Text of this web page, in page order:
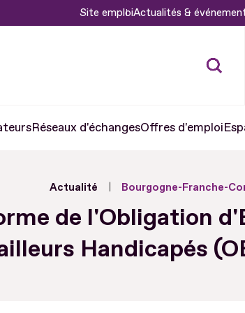
Site emploiActualités &
Réseaux d'échangesOffres d'emploi
Actualité Bourgogne-Franche-
de l'Obligation
Handicapés